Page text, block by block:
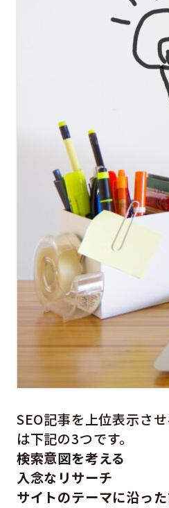
SEO記事を上位表示さ
は下記の3つです。
検索意図を考える
入念なリサーチ
サイトのテーマに沿っ